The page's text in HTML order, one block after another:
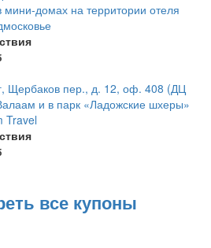
домах на территории отеля
и в парк «Ладожские шхеры»
Travel
все купоны